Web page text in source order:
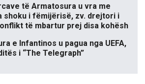
të Armatosura u vra me
shoku i fëmijërisë, zv. drejtori i
të mbartur prej disa kohësh
e Infantinos u pagua nga UEFA,
i “The Telegraph”